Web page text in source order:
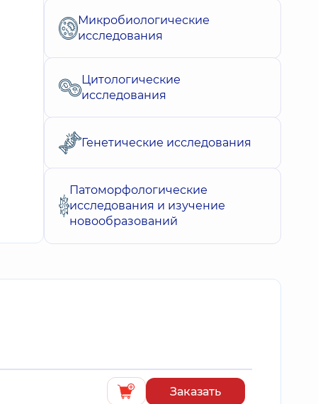
Микробиологические
исследования
Цитологические
исследования
Генетические исследования
Патоморфологические
исследования и изучение
новообразований
Заказать